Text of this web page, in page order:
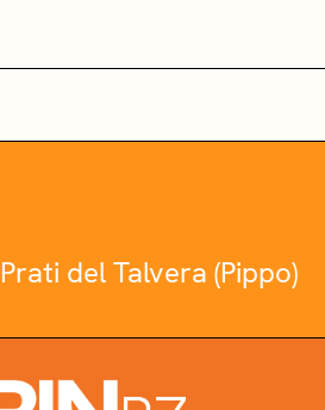
Prati del Talvera (Pippo)